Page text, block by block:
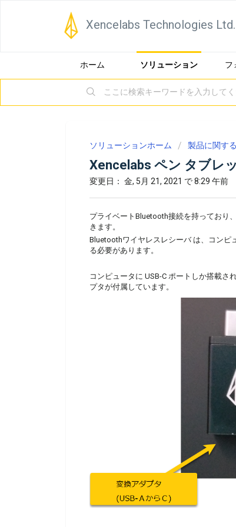
Xencelabs Technologies Ltd.
ホーム ソリューション フ
ソリューションホーム 製品に関す
Xencelabs ペン タブレ
変更日： 金, 5月 21, 2021 で 8:29 午前
プライベートBluetooth接続を持っており
きます。
Bluetoothワイヤレスレシーバは、コンピ
る必要があります。
コンピュータに USB-C ポートしか搭載さ
プタが付属しています。